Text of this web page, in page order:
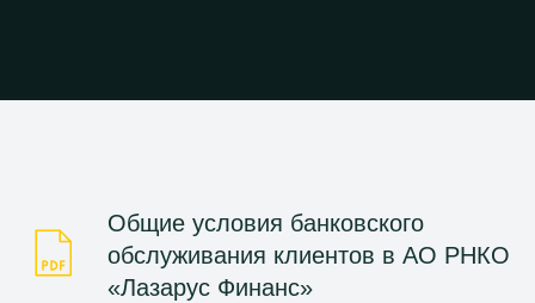
Общие условия банковского
обслуживания клиентов в АО РНКО
«Лазарус Финанс»